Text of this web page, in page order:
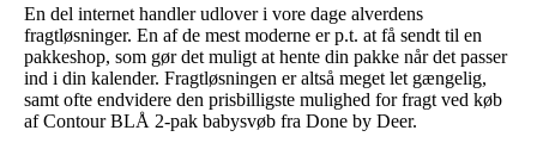
En del internet handler udlover i vore dage alverdens
fragtløsninger. En af de mest moderne er p.t. at få sendt til en
pakkeshop, som gør det muligt at hente din pakke når det passer
ind i din kalender. Fragtløsningen er altså meget let gængelig,
samt ofte endvidere den prisbilligste mulighed for fragt ved køb
af Contour BLÅ 2-pak babysvøb fra Done by Deer.